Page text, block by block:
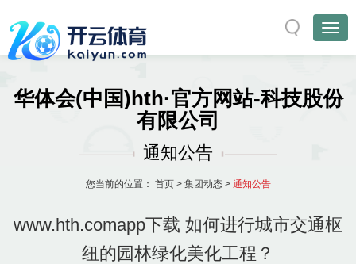
华体会(中国)hth·官方网站-科技股份
有限公司
通知公告
您当前的位置： 首页> 集团动态> 通知公告
www.hth.comapp下载 如何进行城市交通枢
纽的园林绿化美化工程？